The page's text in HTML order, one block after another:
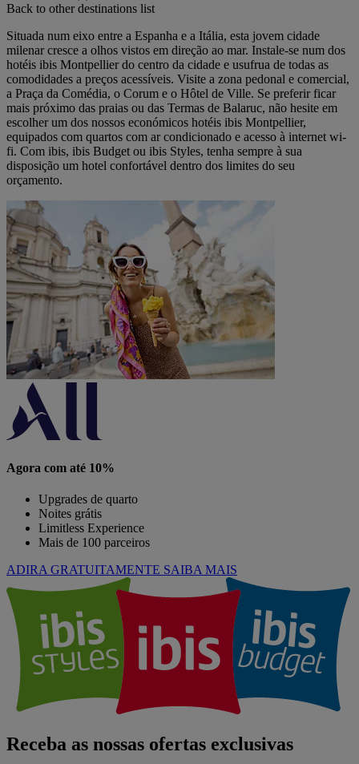
Back to other destinations list
Situada num eixo entre a Espanha e a Itália, esta jovem cidade
milenar cresce a olhos vistos em direção ao mar. Instale-se num dos
hotéis ibis Montpellier do centro da cidade e usufrua de todas as
comodidades a preços acessíveis. Visite a zona pedonal e comercial,
a Praça da Comédia, o Corum e o Hôtel de Ville. Se preferir ficar
mais próximo das praias ou das Termas de Balaruc, não hesite em
escolher um dos nossos económicos hotéis ibis Montpellier,
equipados com quartos com ar condicionado e acesso à internet wi-
fi. Com ibis, ibis Budget ou ibis Styles, tenha sempre à sua
disposição um hotel confortável dentro dos limites do seu
orçamento.
Agora com até 10%
Upgrades de quarto
Noites grátis
Limitless Experience
Mais de 100 parceiros
ADIRA GRATUITAMENTE SAIBA MAIS
Receba as nossas ofertas exclusivas